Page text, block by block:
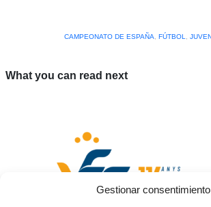
Gestionar consentimiento
CAMPEONATO DE ESPAÑA
FÚTBOL
What you can read next